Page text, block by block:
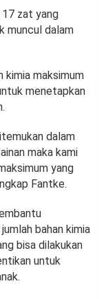
zat yang
muncul dalam
kimia maksimum
menetapkan
dalam
maka kami
yang
Fantke.
bahan kimia
bisa dilakukan
untuk